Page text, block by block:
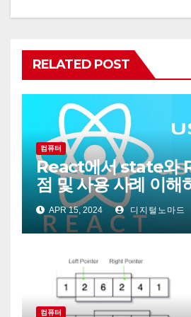
RELATED POST
컴퓨터
React에서 state와
점 및 사용 사례 이해
APR 15, 2024 디지털노마드
컴퓨터